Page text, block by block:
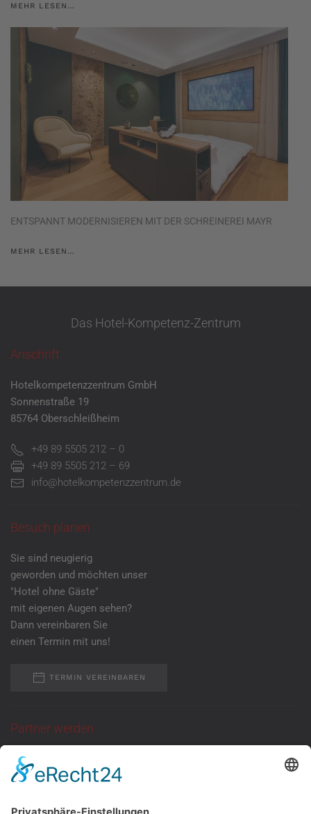
MEHR LESEN…
ENTSPANNT MODERNISIEREN MIT DER SCHREINEREI MAYR
MEHR LESEN…
Das Hotel-Kompetenz-Zentrum
Anschrift
Hotelkompetenzzentrum GmbH
Sonnenstraße 19
85764 Oberschleißheim
+49 89 5505 212 – 0
+49 89 5505 212 – 69
info@hotelkompetenzzentrum.de
Besuch planen
Sie sind neugierig
geworden und möchten unser
"Hotel ohne Gäste"
mit eigenen Augen sehen?
Dann vereinbaren Sie
einen Termin mit uns!
TERMIN VEREINBAREN
Partner werden
Sie suchen eine
ganzjährige Anlaufstelle
mit neutraler Atmosphäre?